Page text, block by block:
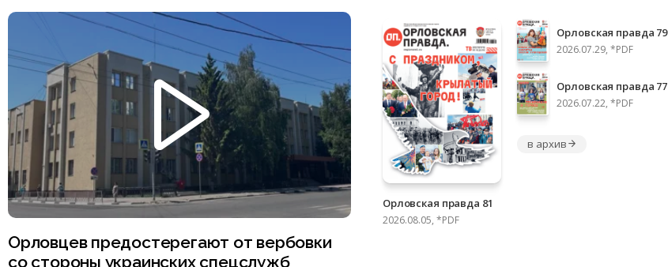
Орловцев предостерегают от вербовки
со стороны украинских спецслужб
Орловская правда 81
2026.08.05, *PDF
Орловская правда 79
2026.07.29, *PDF
Орловская правда 77
2026.07.22, *PDF
в архив